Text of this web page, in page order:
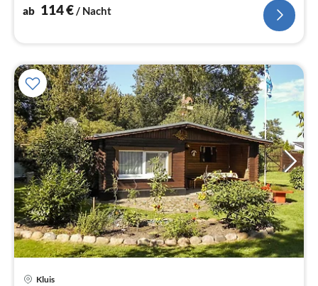
ab 114€/ Nacht
Kluis